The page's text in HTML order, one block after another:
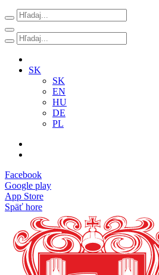
SK
SK
EN
HU
DE
PL
Facebook
Google play
App Store
Späť hore